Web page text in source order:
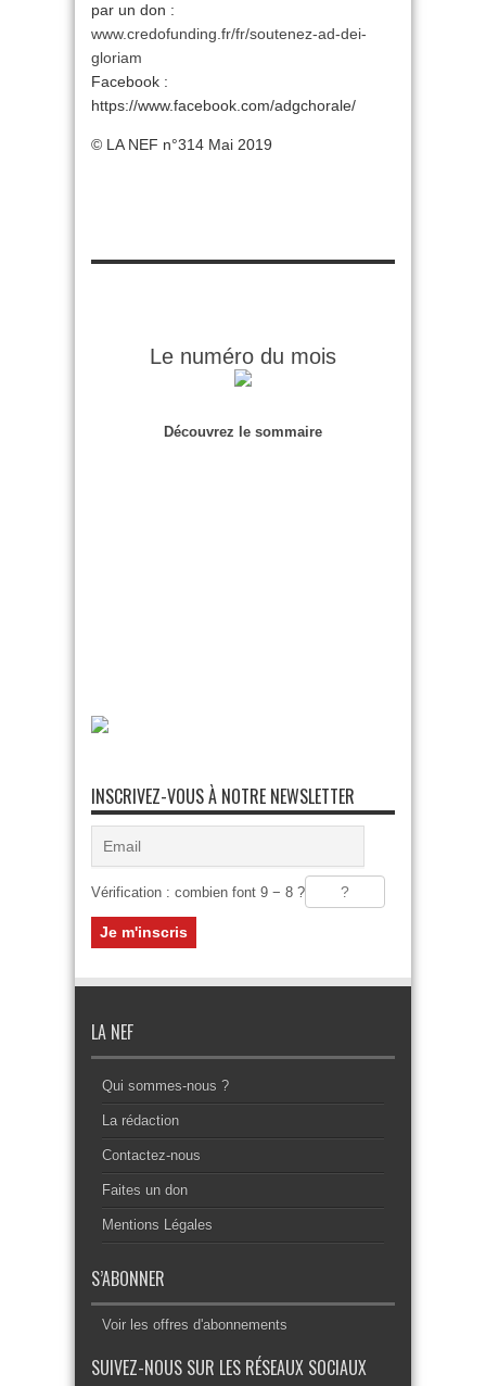
par un don :
www.credofunding.fr/fr/soutenez-ad-dei-
gloriam
Facebook :
https://www.facebook.com/adgchorale/
© LA NEF n°314 Mai 2019
Le numéro du mois
Découvrez le sommaire
INSCRIVEZ-VOUS À NOTRE NEWSLETTER
Vérification : combien font 9 − 8 ?
LA NEF
Qui sommes-nous ?
La rédaction
Contactez-nous
Faites un don
Mentions Légales
S’ABONNER
Voir les offres d'abonnements
SUIVEZ-NOUS SUR LES RÉSEAUX SOCIAUX